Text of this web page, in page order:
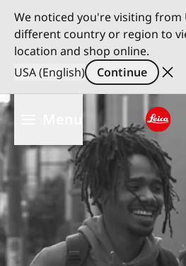
We noticed you're visiting from
different country or region to
location and shop online.
USA (English)
Continue
Skip
to
main
content
Leica